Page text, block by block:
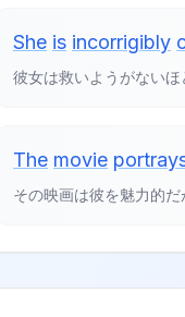
She is incorrigibly
彼女は救いようがないほ
The movie
その映画は彼を魅力的だ